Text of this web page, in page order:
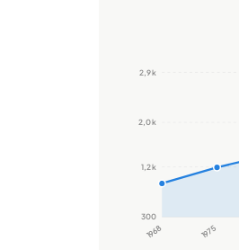
300
1,2 k
2,0 k
2,9 k
1968 1975